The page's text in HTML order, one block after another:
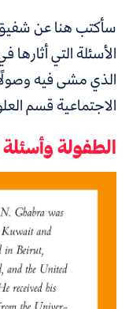
سأكتب هنا عن شفيق
الأسئلة التي
الذي مشى فيه
الاجتماعية قسم
الطفولة وأسئلة